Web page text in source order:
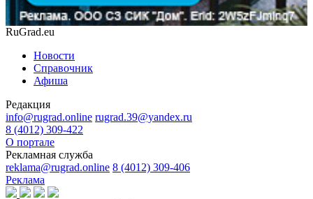
RuGrad.eu
Новости
Справочник
Афиша
Редакция
info@rugrad.online rugrad.39@yandex.ru
8 (4012) 309-422
О портале
Рекламная служба
reklama@rugrad.online 8 (4012) 309-406
Реклама